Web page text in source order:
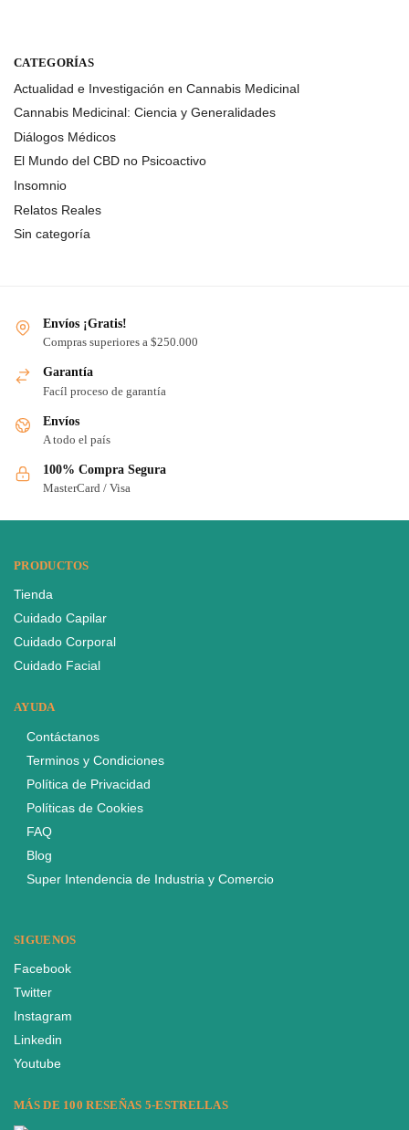
CATEGORÍAS
Actualidad e Investigación en Cannabis Medicinal
Cannabis Medicinal: Ciencia y Generalidades
Diálogos Médicos
El Mundo del CBD no Psicoactivo
Insomnio
Relatos Reales
Sin categoría
Envíos ¡Gratis!
Compras superiores a $250.000
Garantía
Facíl proceso de garantía
Envíos
A todo el país
100% Compra Segura
MasterCard / Visa
PRODUCTOS
Tienda
Cuidado Capilar
Cuidado Corporal
Cuidado Facial
AYUDA
Contáctanos
Terminos y Condiciones
Política de Privacidad
Políticas de Cookies
FAQ
Blog
Super Intendencia de Industria y Comercio
SIGUENOS
Facebook
Twitter
Instagram
Linkedin
Youtube
MÁS DE 100 RESEÑAS 5-ESTRELLAS